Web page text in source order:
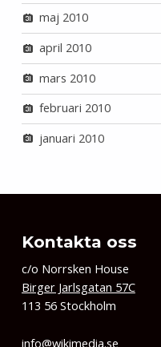
maj 2010
april 2010
mars 2010
februari 2010
januari 2010
Kontakta oss
c/o Norrsken House
Birger Jarlsgatan 57C
113 56 Stockholm
info@wikimedia.se